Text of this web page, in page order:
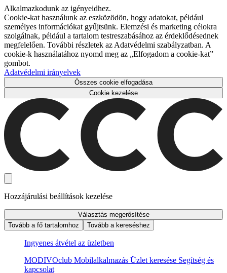
Alkalmazkodunk az igényeidhez.
Cookie-kat használunk az eszközödön, hogy adatokat, például
személyes információkat gyűjtsünk. Elemzési és marketing célokra
szolgálnak, például a tartalom testreszabásához az érdeklődésednek
megfelelően. További részletek az Adatvédelmi szabályzatban. A
cookie-k használatához nyomd meg az „Elfogadom a cookie-kat”
gombot.
Adatvédelmi irányelvek
Összes cookie elfogadása
Cookie kezelése
Hozzájárulási beállítások kezelése
Választás megerősítése
Tovább a fő tartalomhoz
Tovább a kereséshez
Ingyenes átvétel az üzletben
MODIVOclub Mobilalkalmazás Üzlet keresése Segítség és
kapcsolat